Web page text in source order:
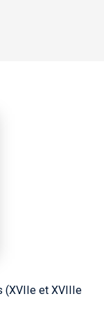
(XVIIe et XVIIIe